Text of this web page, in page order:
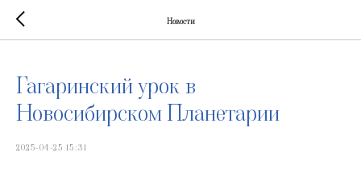
Новости
Гагаринский урок в
Новосибирском Планетарии
2025-04-25 15:31